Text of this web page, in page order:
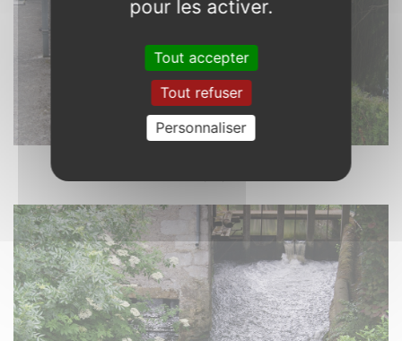
pour les activer.
Tout accepter
Tout refuser
Personnaliser